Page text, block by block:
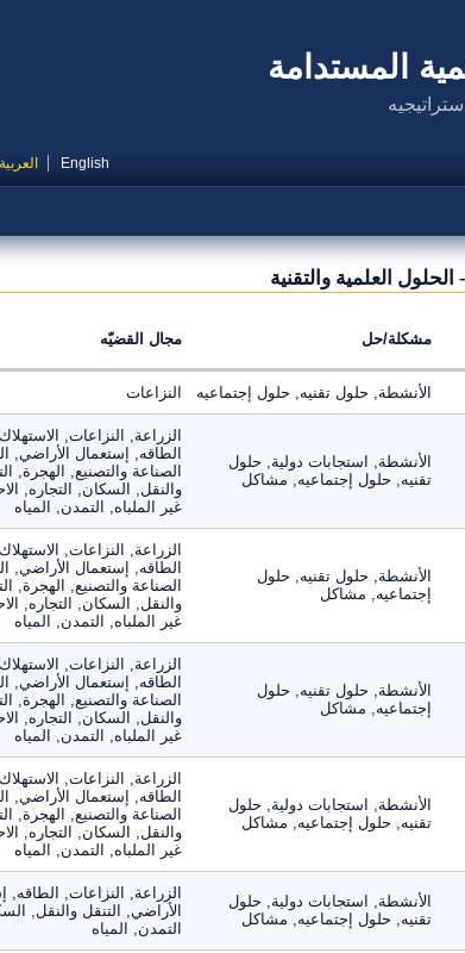
المستدامة
English العربية
العلمية والتقنية
مشكلة/حل مجال القضيّه
الأنشطة, حلول تقنيه, حلول إجتماعيه النزاعات
الأنشطة, استجابات دولية, حلول
تقنيه, حلول إجتماعيه, مشاكل
الزراعة, النزاعات,
الطاقه, إستعمال الأراضي,
الصناعة والتصنيع, الهجرة,
والنقل, السكان, التجاره,
غير الملباه, التمدن, المياه
الأنشطة, حلول تقنيه, حلول
إجتماعيه, مشاكل
الزراعة, النزاعات,
الطاقه, إستعمال الأراضي,
الصناعة والتصنيع, الهجرة,
والنقل, السكان, التجاره,
غير الملباه, التمدن, المياه
الأنشطة, حلول تقنيه, حلول
إجتماعيه, مشاكل
الزراعة, النزاعات,
الطاقه, إستعمال الأراضي,
الصناعة والتصنيع, الهجرة,
والنقل, السكان, التجاره,
غير الملباه, التمدن, المياه
الأنشطة, استجابات دولية, حلول
تقنيه, حلول إجتماعيه, مشاكل
الزراعة, النزاعات,
الطاقه, إستعمال الأراضي,
الصناعة والتصنيع, الهجرة,
والنقل, السكان, التجاره,
غير الملباه, التمدن, المياه
الأنشطة, استجابات دولية, حلول
تقنيه, حلول إجتماعيه, مشاكل
الزراعة, النزاعات, الطاقه,
الأراضي, التنقل والنقل,
التمدن, المياه